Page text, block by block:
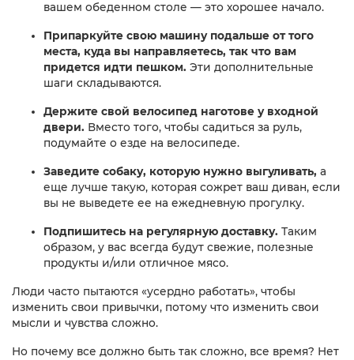
вашем обеденном столе — это хорошее начало.
Припаркуйте свою машину подальше от того
места, куда вы направляетесь, так что вам
придется идти пешком. Эти дополнительные
шаги складываются.
Держите свой велосипед наготове у входной
двери. Вместо того, чтобы садиться за руль,
подумайте о езде на велосипеде.
Заведите собаку, которую нужно выгуливать, а
еще лучше такую, которая сожрет ваш диван, если
вы не выведете ее на ежедневную прогулку.
Подпишитесь на регулярную доставку. Таким
образом, у вас всегда будут свежие, полезные
продукты и/или отличное мясо.
Люди часто пытаются «усердно работать», чтобы
изменить свои привычки, потому что изменить свои
мысли и чувства сложно.
Но почему все должно быть так сложно, все время? Нет